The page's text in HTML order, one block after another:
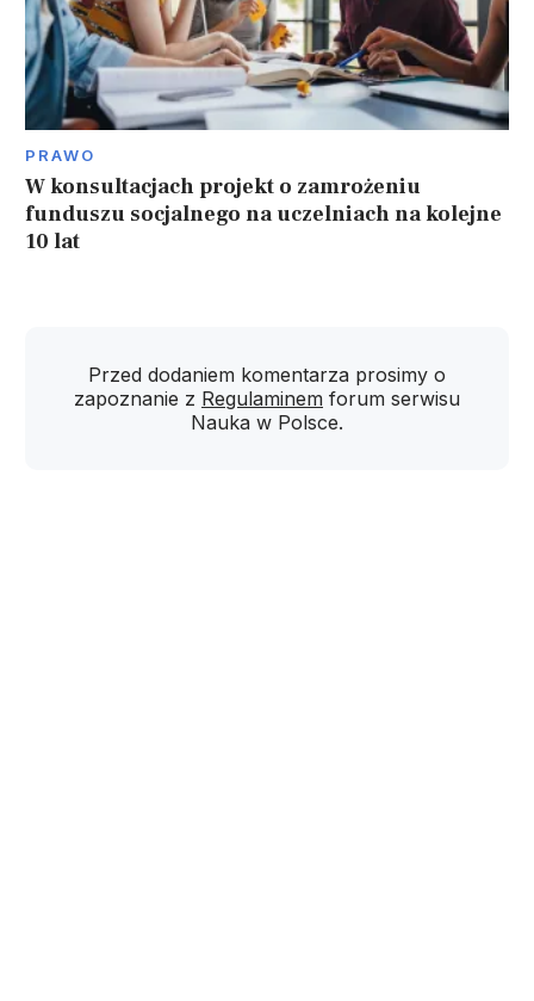
PRAWO
W konsultacjach projekt o zamrożeniu
funduszu socjalnego na uczelniach na kolejne
10 lat
Przed dodaniem komentarza prosimy o
zapoznanie z Regulaminem forum serwisu
Nauka w Polsce.